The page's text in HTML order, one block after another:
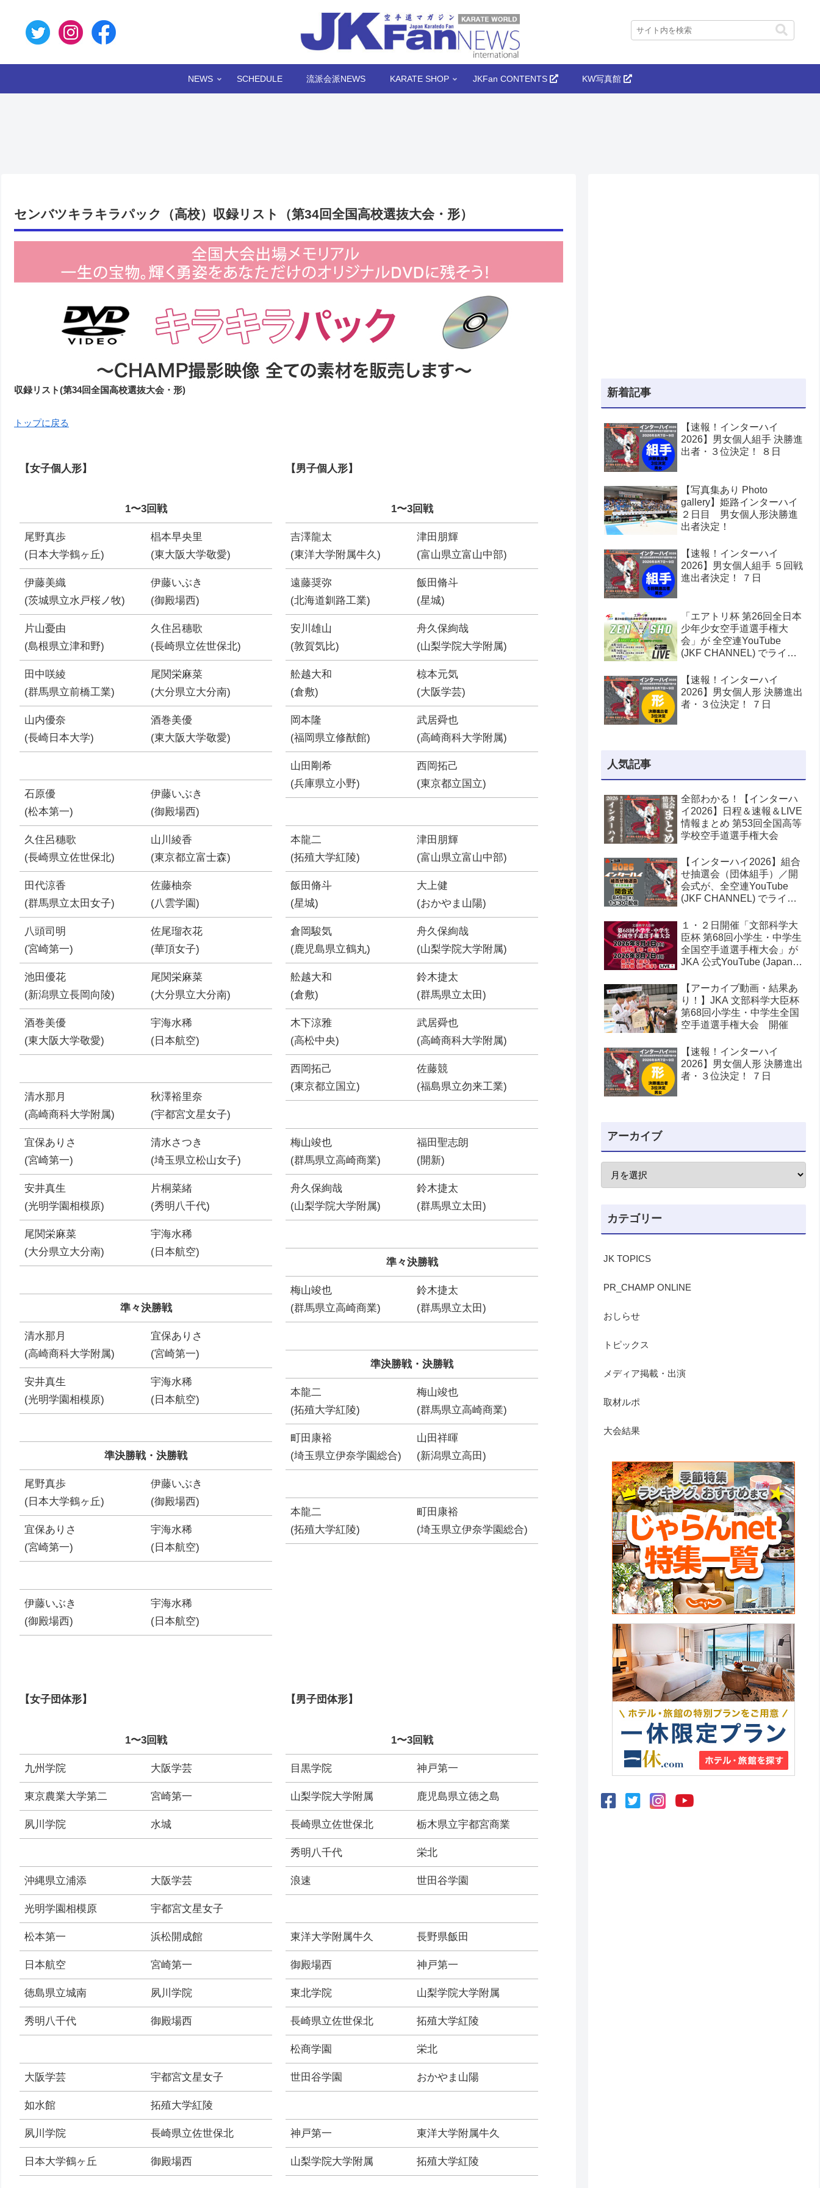
NEWS SCHEDULE 流派会派NEWS KARATE SHOP JKFan CONTENTS KW写真館
センバツキラキラパック（高校）収録リスト（第34回全国高校選抜大会・形）
収録リスト(第34回全国高校選抜大会・形)
トップに戻る
【女子個人形】
1〜3回戦
尾野真歩
(日本大学鶴ヶ丘)
椙本早央里
(東大阪大学敬愛)
伊藤美織
(茨城県立水戸桜ノ牧)
伊藤いぶき
(御殿場西)
片山憂由
(島根県立津和野)
久住呂穗歌
(長崎県立佐世保北)
田中咲綾
(群馬県立前橋工業)
尾関栄麻菜
(大分県立大分南)
山内優奈
(長崎日本大学)
酒巻美優
(東大阪大学敬愛)
石原優
(松本第一)
伊藤いぶき
(御殿場西)
久住呂穗歌
(長崎県立佐世保北)
山川綾香
(東京都立富士森)
田代涼香
(群馬県立太田女子)
佐藤柚奈
(八雲学園)
八頭司明
(宮崎第一)
佐尾瑠衣花
(華頂女子)
池田優花
(新潟県立長岡向陵)
尾関栄麻菜
(大分県立大分南)
酒巻美優
(東大阪大学敬愛)
宇海水稀
(日本航空)
清水那月
(高崎商科大学附属)
秋澤裕里奈
(宇都宮文星女子)
宜保ありさ
(宮崎第一)
清水さつき
(埼玉県立松山女子)
安井真生
(光明学園相模原)
片桐菜緒
(秀明八千代)
尾関栄麻菜
(大分県立大分南)
宇海水稀
(日本航空)
準々決勝戦
清水那月
(高崎商科大学附属)
宜保ありさ
(宮崎第一)
安井真生
(光明学園相模原)
宇海水稀
(日本航空)
準決勝戦・決勝戦
尾野真歩
(日本大学鶴ヶ丘)
伊藤いぶき
(御殿場西)
宜保ありさ
(宮崎第一)
宇海水稀
(日本航空)
伊藤いぶき
(御殿場西)
宇海水稀
(日本航空)
【男子個人形】
1〜3回戦
吉澤龍太
(東洋大学附属牛久)
津田朋輝
(富山県立富山中部)
遠藤奨弥
(北海道釧路工業)
飯田脩斗
(星城)
安川雄山
(敦賀気比)
舟久保絢哉
(山梨学院大学附属)
舩越大和
(倉敷)
椋本元気
(大阪学芸)
岡本隆
(福岡県立修猷館)
武居舜也
(高崎商科大学附属)
山田剛希
(兵庫県立小野)
西岡拓己
(東京都立国立)
本龍二
(拓殖大学紅陵)
津田朋輝
(富山県立富山中部)
飯田脩斗
(星城)
大上健
(おかやま山陽)
倉岡駿気
(鹿児島県立鶴丸)
舟久保絢哉
(山梨学院大学附属)
舩越大和
(倉敷)
鈴木捷太
(群馬県立太田)
木下涼雅
(高松中央)
武居舜也
(高崎商科大学附属)
西岡拓己
(東京都立国立)
佐藤競
(福島県立勿来工業)
梅山竣也
(群馬県立高崎商業)
福田聖志朗
(開新)
舟久保絢哉
(山梨学院大学附属)
鈴木捷太
(群馬県立太田)
準々決勝戦
梅山竣也
(群馬県立高崎商業)
鈴木捷太
(群馬県立太田)
準決勝戦・決勝戦
本龍二
(拓殖大学紅陵)
梅山竣也
(群馬県立高崎商業)
町田康裕
(埼玉県立伊奈学園総合)
山田祥暉
(新潟県立高田)
本龍二
(拓殖大学紅陵)
町田康裕
(埼玉県立伊奈学園総合)
【女子団体形】
1〜3回戦
九州学院 大阪学芸
東京農業大学第二 宮崎第一
夙川学院 水城
沖縄県立浦添 大阪学芸
光明学園相模原 宇都宮文星女子
松本第一 浜松開成館
日本航空 宮崎第一
徳島県立城南 夙川学院
秀明八千代 御殿場西
大阪学芸 宇都宮文星女子
如水館 拓殖大学紅陵
夙川学院 長崎県立佐世保北
日本大学鶴ヶ丘 御殿場西
【男子団体形】
1〜3回戦
目黒学院 神戸第一
山梨学院大学附属 鹿児島県立徳之島
長崎県立佐世保北 栃木県立宇都宮商業
秀明八千代 栄北
浪速 世田谷学園
東洋大学附属牛久 長野県飯田
御殿場西 神戸第一
東北学院 山梨学院大学附属
長崎県立佐世保北 拓殖大学紅陵
松商学園 栄北
世田谷学園 おかやま山陽
神戸第一 東洋大学附属牛久
山梨学院大学附属 拓殖大学紅陵
新着記事
【速報！インターハイ
2026】男女個人組手 決勝進
出者・３位決定！ ８日
【写真集あり Photo
gallery】姫路インターハイ
２日目 男女個人形決勝進
出者決定！
【速報！インターハイ
2026】男女個人組手 ５回戦
進出者決定！ ７日
「エアトリ杯 第26回全日本
少年少女空手道選手権大
会」が 全空連YouTube
(JKF CHANNEL) でライブ
【速報！インターハイ
2026】男女個人形 決勝進出
者・３位決定！ ７日
人気記事
全部わかる！【インターハ
イ2026】日程＆速報＆LIVE
情報まとめ 第53回全国高等
学校空手道選手権大会
【インターハイ2026】組合
せ抽選会（団体組手）／開
会式が、全空連YouTube
(JKF CHANNEL) でライブ
高等学校空手道選手権大会
１・２日開催「文部科学大
臣杯 第68回小学生・中学生
全国空手道選手権大会」が
JKA 公式YouTube (Japan
団法人日本空手協会) でラ
イブ配信されます！
【アーカイブ動画・結果あ
り！】JKA 文部科学大臣杯
第68回小学生・中学生全国
空手道選手権大会 開催
【速報！インターハイ
2026】男女個人形 決勝進出
者・３位決定！ ７日
アーカイブ
カテゴリー
JK TOPICS
PR_CHAMP ONLINE
おしらせ
トピックス
メディア掲載・出演
取材ルポ
大会結果